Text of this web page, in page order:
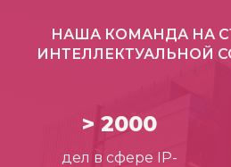
НАША КОМАНДА НА
ИНТЕЛЛЕКТУАЛЬНОЙ
> 2000
дел в сфере IP-